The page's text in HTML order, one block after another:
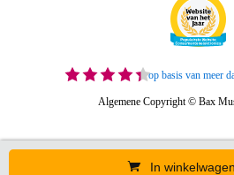
In winkelwagen
op basis van meer
Algemene Copyright © Bax